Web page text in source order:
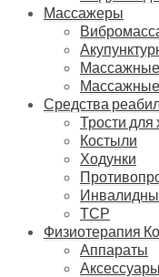
Массажеры
Массажные
Массажные
Средства
Трости для
Костыли
Ходунки
ТСР
Физиотерапия
Аппараты
Аксессуары